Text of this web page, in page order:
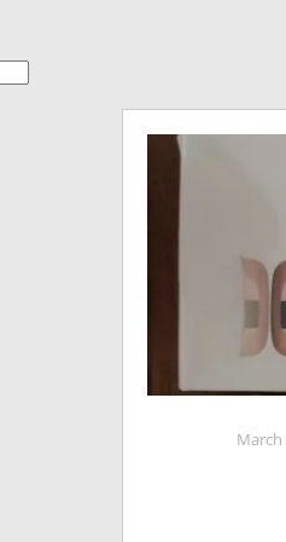
March